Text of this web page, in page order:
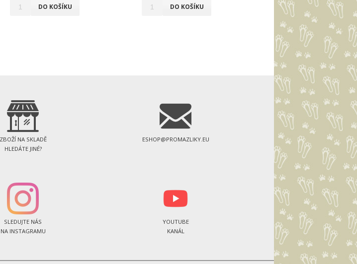
DO KOŠÍKU DO KOŠÍKU
ZBOŽÍ NA SKLADĚ
HLEDÁTE JINÉ?
ESHOP@PROMAZLIKY.EU
SLEDUJTE NÁS
NA INSTAGRAMU
YOUTUBE
KANÁL